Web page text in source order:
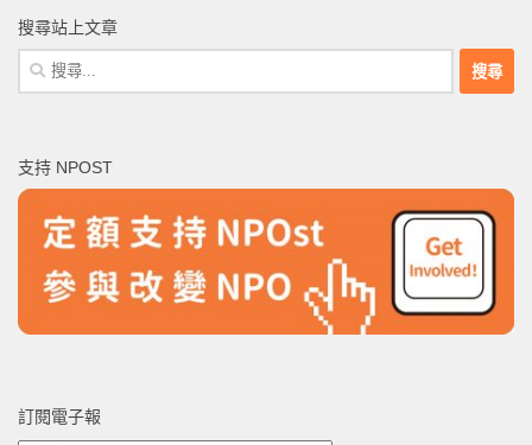
搜尋站上文章
搜
尋
字:
支持 NPOST
訂閱電子報